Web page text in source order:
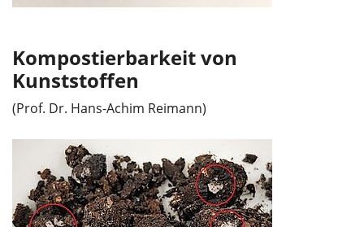
Kompostierbarkeit von
Kunststoffen
(Prof. Dr. Hans-Achim Reimann)